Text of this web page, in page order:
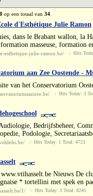
op een totaal van 34.
d'Esthétique Julie Ramon
dans le Brabant wallon, la
masseuse, formation
esthetique-julie-ramon.be/ - Hits
aan Zee Oostende -
van het Conservatorium
- Hits Today: 3
Bedrijfsbeheer,
Podologie,
- Hits Today: 1 Total: 4723
Nieuws De
* tortellini met spek en
1/ - Hits Today: 3 Total: 8245